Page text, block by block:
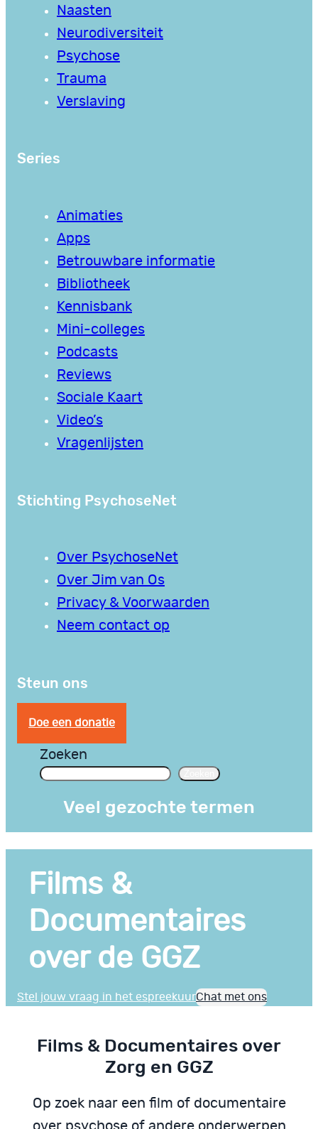
Naasten
Neurodiversiteit
Psychose
Trauma
Verslaving
Series
Animaties
Apps
Betrouwbare informatie
Bibliotheek
Kennisbank
Mini-colleges
Podcasts
Reviews
Sociale Kaart
Video’s
Vragenlijsten
Stichting PsychoseNet
Over PsychoseNet
Over Jim van Os
Privacy & Voorwaarden
Neem contact op
Steun ons
Doe een donatie
Zoeken
Veel gezochte termen
Films &
Documentaires
over de GGZ
Stel jouw vraag in het espreekuurChat met ons
Films & Documentaires over
Zorg en GGZ
Op zoek naar een film of documentaire
over psychose of andere onderwerpen